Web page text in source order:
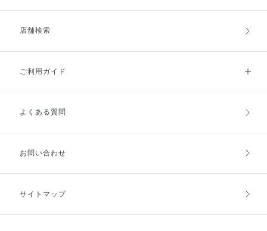
店舗検索
ご利用ガイド
ご利用ガイドトップ
お支払方法
キャンセル・返品・交換
よくある質問
お問い合わせ
サイトマップ